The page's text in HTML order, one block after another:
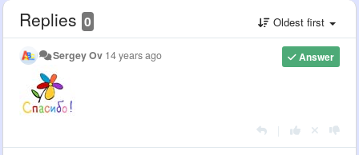
Replies 0 Oldest first
Answer
Sergey Ov 14 years ago